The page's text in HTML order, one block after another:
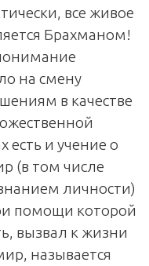
все живое
Брахманом!
на смену
в качестве
есть и учение о
(в том числе
личности)
помощи которой
вызвал к жизни
называется